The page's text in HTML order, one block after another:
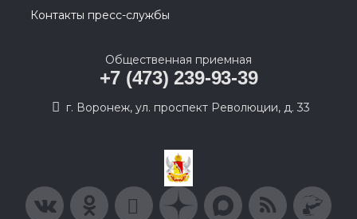
Контакты пресс-службы
Общественная приемная
+7 (473) 239-93-39
г. Воронеж, ул. проспект Революции, д. 33